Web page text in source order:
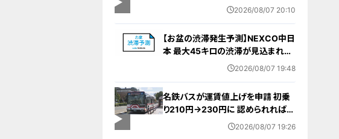
棄時に近くに居続けたこと自体が重
2026/08/07 20:10
【お盆の渋滞発生予測】NEXCO中日
本 最大45キロの渋滞が見込まれる
区間も… 中央道・東名・新東名・東名
2026/08/07 19:48
名鉄バスが運賃値上げを申請 初乗
り210円→230円に 認められれば
12月から全路線で平均1割程度の値
2026/08/07 19:26